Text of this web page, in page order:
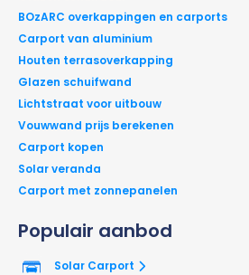
Populair aanbod
Solar Carport
BOzARC overkappingen en carports
Carport van aluminium
Houten terrasoverkapping
Glazen schuifwand
Lichtstraat voor uitbouw
Vouwwand prijs berekenen
Carport kopen
Solar veranda
Carport met zonnepanelen